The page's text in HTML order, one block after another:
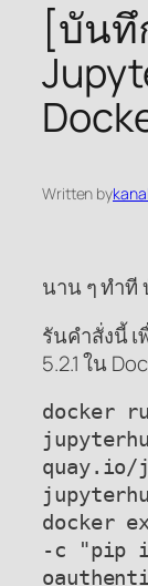
[บัน
Written by
นาน ๆ ทำที
รันคำสั่งนี้
5.2.1 ใน
docker
quay.io/
docker
-c "pip